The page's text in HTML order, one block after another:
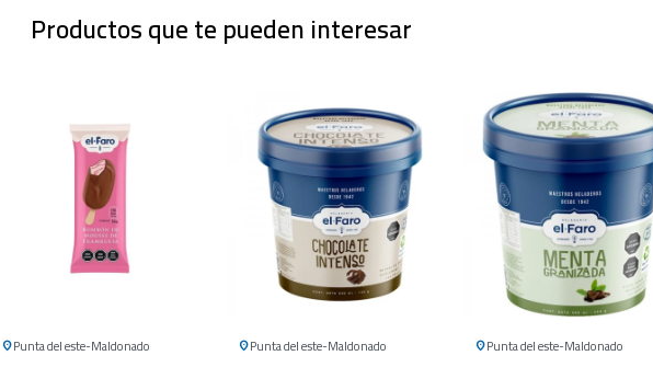
Productos que te pueden interesar
Punta del este Maldonado Punta del este Maldonado Punta del este Maldonado